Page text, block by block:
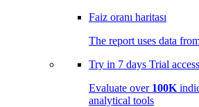
Faiz oranı haritası
The report uses data
Try in 7 days Trial access
Evaluate over 100K
analytical tools